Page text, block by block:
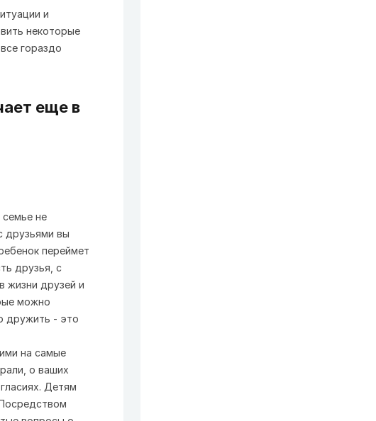
и
некоторые
гораздо
не
друзьями вы
переймет
друзья, с
жизни друзей и
можно
дружить - это
на самые
о ваших
Детям